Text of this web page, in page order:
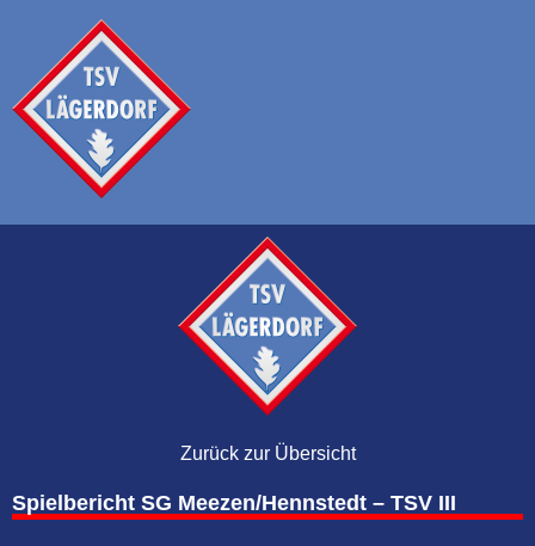
Zurück zur Übersicht
Spielbericht SG Meezen/Hennstedt – TSV III